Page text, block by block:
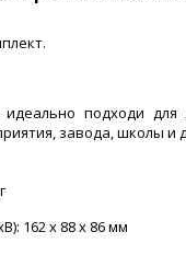
подходи для
завода, школы и
162 x 88 x 86 мм